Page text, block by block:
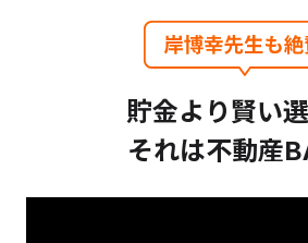
貯金より賢い選
それは不動産